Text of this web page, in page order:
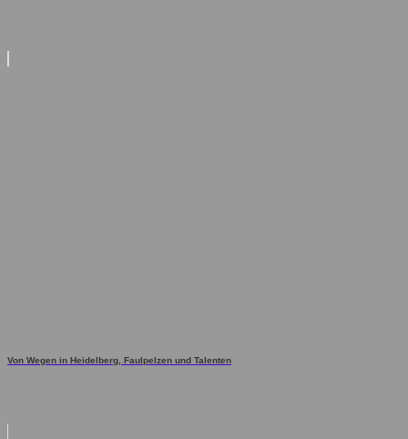
Von Wegen in Heidelberg, Faulpelzen und Talenten